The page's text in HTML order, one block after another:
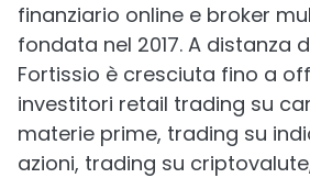
finanziario online e broker
fondata nel 2017. A distanza
Fortissio è cresciuta fino a
investitori retail trading su
materie prime, trading su
azioni, trading su